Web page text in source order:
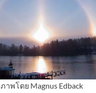
ภาพโดย Magnus Edback